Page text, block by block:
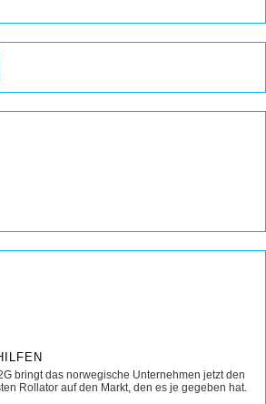
bringt das norwegische Unternehmen jetzt den
Rollator auf den Markt, den es je gegeben hat.